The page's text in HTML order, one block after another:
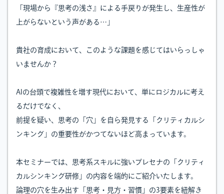
「現場から『思考の浅さ』による手戻りが発生し、生産性が
上がらないという声がある…」
貴社の育成において、このような課題を感じてはいらっしゃ
いませんか？
AIの台頭で複雑性を増す現代において、単にロジカルに考え
るだけでなく、
前提を疑い、思考の「穴」を自ら発見する「クリティカルシ
ンキング」の重要性がかつてないほど高まっています。
本セミナーでは、思考系スキルに強いプレセナの「クリティ
カルシンキング研修」の内容を端的にご紹介いたします。
論理の穴を生み出す「思考・見方・習慣」の3要素を紐解き